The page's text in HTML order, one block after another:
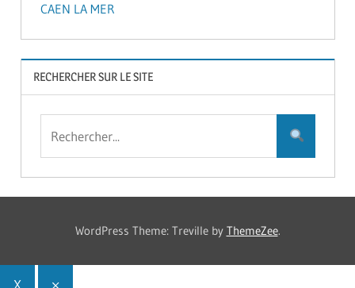
CAEN LA MER
RECHERCHER SUR LE SITE
WordPress Theme: Treville by ThemeZee.
X ×